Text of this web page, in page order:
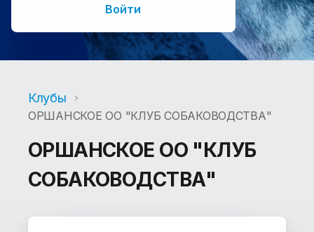
Войти
Клубы
ОРШАНСКОЕ ОО "КЛУБ СОБАКОВОДСТВА"
ОРШАНСКОЕ ОО "КЛУБ
СОБАКОВОДСТВА"